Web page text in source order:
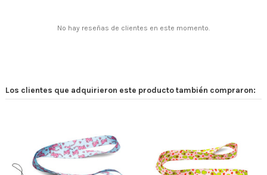
No hay reseñas de clientes en este momento.
Los clientes que adquirieron este producto también compraron: